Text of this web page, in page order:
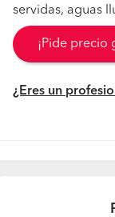
servidas, aguas
¡Pide precio
¿Eres un